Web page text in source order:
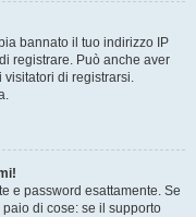
bannato il tuo indirizzo IP
registrare. Può anche aver
di registrarsi.
e password esattamente. Se
di cose: se il supporto